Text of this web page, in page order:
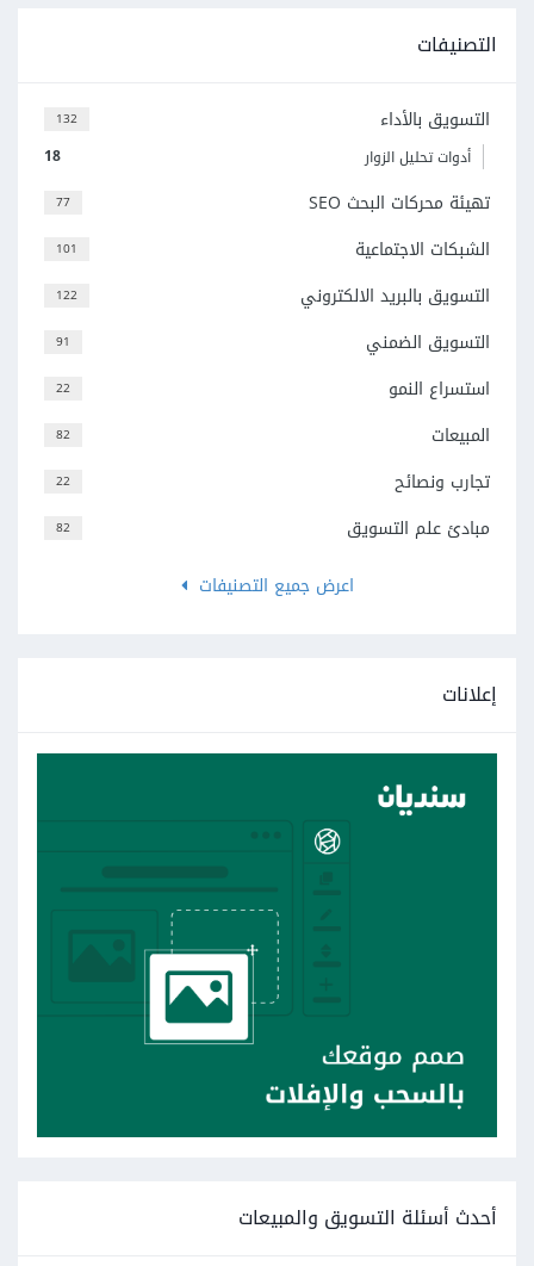
التصنيفات
132 التسويق بالأداء
18 أدوات تحليل الزوار
77 تهيئة محركات البحث SEO
101 الشبكات الاجتماعية
122 التسويق بالبريد الالكتروني
91 التسويق الضمني
22 استسراع النمو
82 المبيعات
22 تجارب ونصائح
82
مبادئ علم التسويق
اعرض جميع التصنيفات
إعلانات
أحدث أسئلة التسويق والمبيعات